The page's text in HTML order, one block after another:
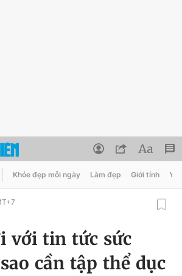
ĐẶT BÁO
Khỏe đẹp mỗi ngày Làm đẹp Giới tính Y
với tin tức sức
cần tập thể dục